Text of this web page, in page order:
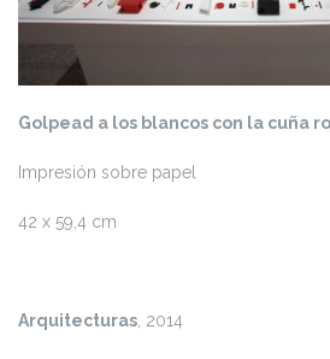
Golpead a los blancos con la cuña
Impresión sobre papel
42 x 59,4 cm
Arquitecturas, 2014